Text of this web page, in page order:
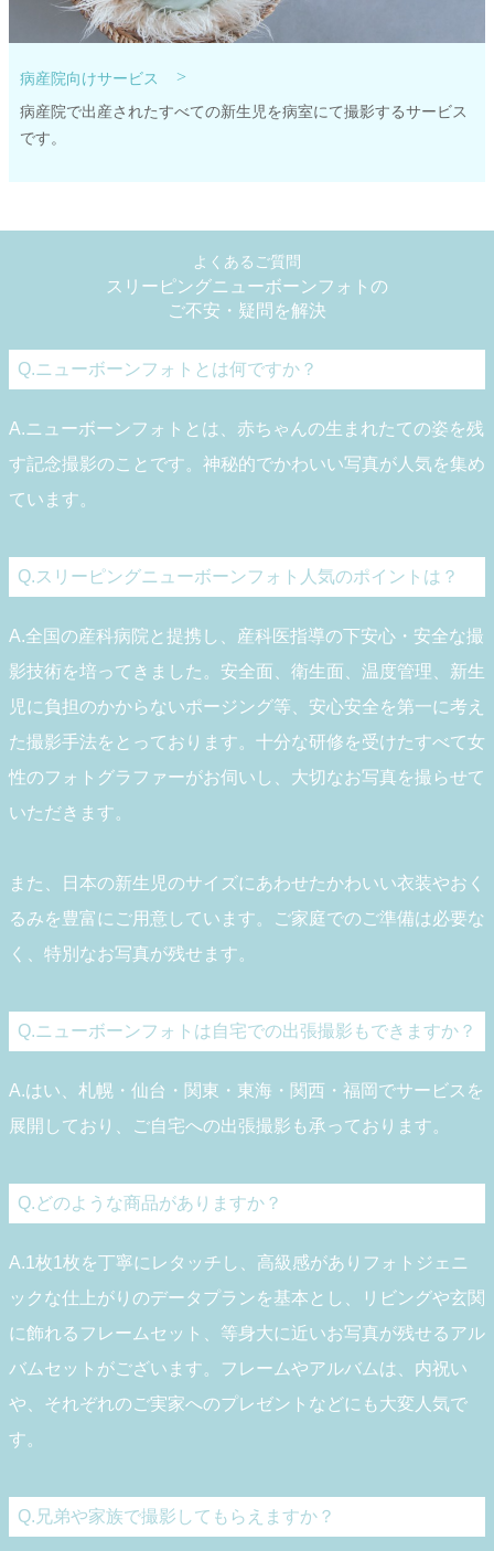
病産院向けサービス >
病産院で出産されたすべての新生児を病室にて撮影するサービス
です。
よくあるご質問
スリーピングニューボーンフォトの
ご不安・疑問を解決
Q.ニューボーンフォトとは何ですか？
A.ニューボーンフォトとは、赤ちゃんの生まれたての姿を残
す記念撮影のことです。神秘的でかわいい写真が人気を集め
ています。
Q.スリーピングニューボーンフォト人気のポイントは？
A.全国の産科病院と提携し、産科医指導の下安心・安全な撮
影技術を培ってきました。安全面、衛生面、温度管理、新生
児に負担のかからないポージング等、安心安全を第一に考え
た撮影手法をとっております。十分な研修を受けたすべて女
性のフォトグラファーがお伺いし、大切なお写真を撮らせて
いただきます。
また、日本の新生児のサイズにあわせたかわいい衣装やおく
るみを豊富にご用意しています。ご家庭でのご準備は必要な
く、特別なお写真が残せます。
Q.ニューボーンフォトは自宅での出張撮影もできますか？
A.はい、札幌・仙台・関東・東海・関西・福岡でサービスを
展開しており、ご自宅への出張撮影も承っております。
Q.どのような商品がありますか？
A.1枚1枚を丁寧にレタッチし、高級感がありフォトジェニ
ックな仕上がりのデータプランを基本とし、リビングや玄関
に飾れるフレームセット、等身大に近いお写真が残せるアル
バムセットがございます。フレームやアルバムは、内祝い
や、それぞれのご実家へのプレゼントなどにも大変人気で
す。
Q.兄弟や家族で撮影してもらえますか？